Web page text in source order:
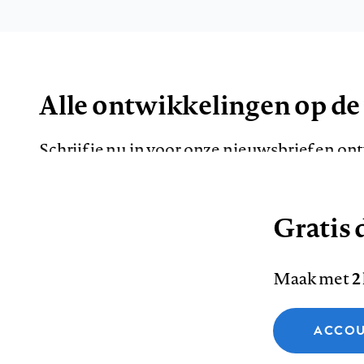
Alle ontwikkelingen op de
Schrijf je nu in voor onze nieuwsbrief en
Functionele cookies
Analytische cookies
Gratis
Maak met